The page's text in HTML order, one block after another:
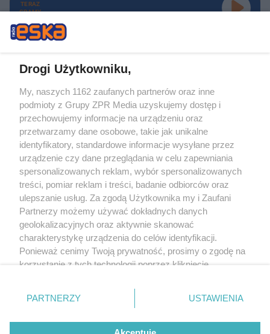
TERAZ
GRAMY
Żaden utwór zamieszczony w serwisie nie może być powielany i
rozpowszechniany lub dalej rozpowszechniany w jakikolwiek sposób (w
tym także elektroniczny lub mechaniczny) na jakimkolwiek polu
eksploatacji w jakiejkolwiek formie, włącznie z umieszczaniem w Internecie
bez pisemnej zgody właściciela praw. Jakiekolwiek użycie lub
wykorzystanie utworów w całości lub w części z naruszeniem prawa, tzn.
bez właściwej zgody, jest zabronione pod groźbą kary i może być ścigane
prawnie.
O nas
Drogi Użytkowniku,
My, naszych 1162 zaufanych partnerów oraz inne
podmioty z Grupy ZPR Media uzyskujemy dostęp i
przechowujemy informacje na urządzeniu oraz
przetwarzamy dane osobowe, takie jak unikalne
identyfikatory, standardowe informacje wysyłane przez
urządzenie czy dane przeglądania w celu zapewniania
spersonalizowanych reklam, wybór spersonalizowanych
treści, pomiar reklam i treści, badanie odbiorców oraz
ulepszanie usług. Za zgodą Użytkownika my i Zaufani
Partnerzy możemy używać dokładnych danych
geolokalizacyjnych oraz aktywnie skanować
charakterystykę urządzenia do celów identyfikacji.
Ponieważ cenimy Twoją prywatność, prosimy o zgodę na
korzystanie z tych technologii poprzez kliknięcie
zmienić/wycofać klikając przycisk ustawień prywatności
znajdujący się w lewym dolnym rogu strony
rodzaje przetwarzania danych nie wymagają zgody
PARTNERZY USTAWIENIA